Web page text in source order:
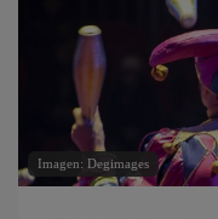
Imagen: Degimages